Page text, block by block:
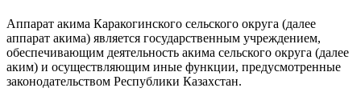
Аппарат акима Каракогинского сельского округа (далее
аппарат акима) является государственным учреждением,
обеспечивающим деятельность акима сельского округа (далее
аким) и осуществляющим иные функции, предусмотренные
законодательством Республики Казахстан.